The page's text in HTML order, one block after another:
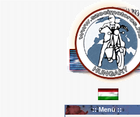
:: Menü ::